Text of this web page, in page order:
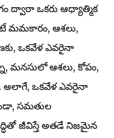
ద్వారా ఒకరు ఆధ్యాత్మిక
మమకారం, ఆశలు,
ఒకవేళ ఎవరైనా
మనసులో ఆశలు, కోపం,
అలాగే, ఒకవేళ ఎవరైనా
సమతుల
జీవిస్తే అతడే నిజమైన